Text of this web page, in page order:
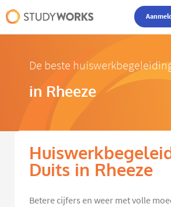
De beste
in Rheeze
Duits in Rheeze
Betere cijfers en weer met volle